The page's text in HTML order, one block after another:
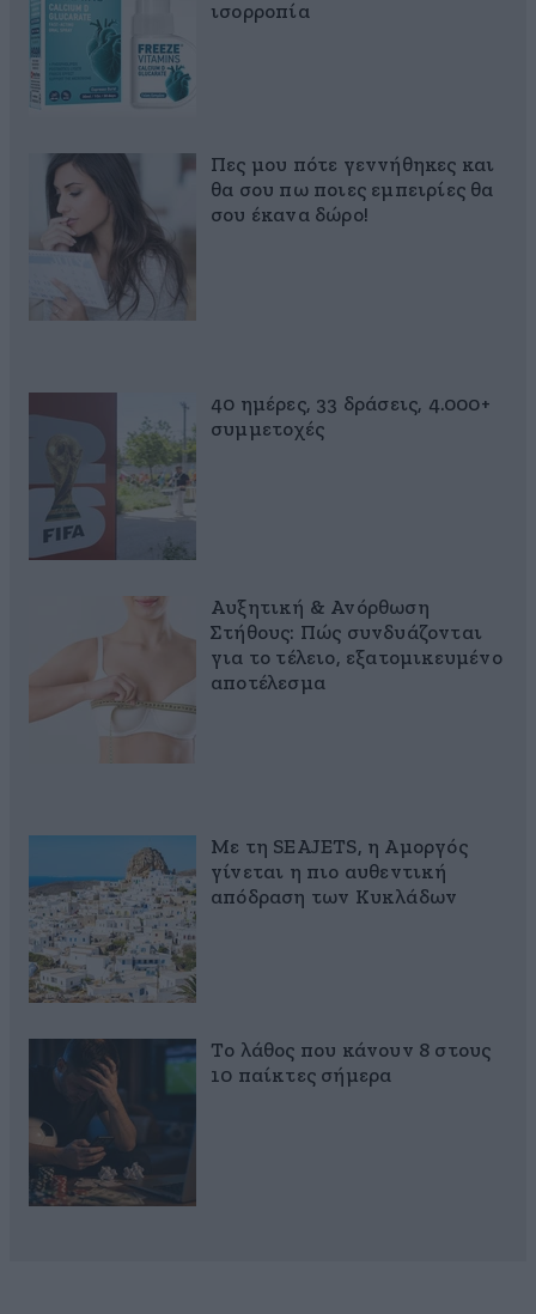
ισορροπία
Πες μου πότε γεννήθηκες και
θα σου πω ποιες εμπειρίες θα
σου έκανα δώρο!
40 ημέρες, 33 δράσεις, 4.000+
συμμετοχές
Αυξητική & Ανόρθωση
Στήθους: Πώς συνδυάζονται
για το τέλειο, εξατομικευμένο
αποτέλεσμα
Με τη SEAJETS, η Αμοργός
γίνεται η πιο αυθεντική
απόδραση των Κυκλάδων
Το λάθος που κάνουν 8 στους
10 παίκτες σήμερα